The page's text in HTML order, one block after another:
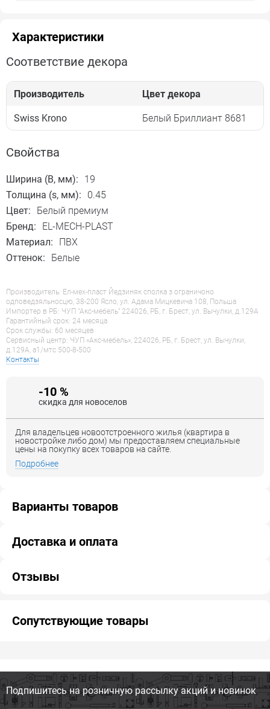
Характеристики
Соответствие декора
Производитель Цвет декора
Swiss Krono Белый Бриллиант 8681
Свойства
Ширина (B, мм):
19
Толщина (s, мм):
0.45
Цвет:
Белый премиум
Бренд:
EL-MECH-PLAST
Материал:
ПВХ
Оттенок:
Белые
Производитель: Ел-мех-пласт Йедзиняк сполка з ограничоно
одповедзяльносцю, 38-200 Ясло, ул. Адама Мицкевича 108, Польша
Импортер в РБ: ЧУП "Акс-мебель" 224026, РБ, г. Брест, ул. Вычулки, д.129А
Гарантийный срок: 24 месяца
Срок службы: 60 месяцев
Сервисный центр: ЧУП «Акс-мебель», 224026, РБ, г. Брест, ул. Вычулки,
д.129А, a1/мтс 500-8-500
Контакты
-10 %
скидка для новоселов
Для владельцев новоотстроенного жилья (квартира в
новостройке либо дом) мы предоставляем специальные
цены на покупку всех товаров на сайте.
Подробнее
Варианты товаров
Доставка и оплата
Отзывы
Сопутствующие товары
Подпишитесь на розничную рассылку акций и новинок